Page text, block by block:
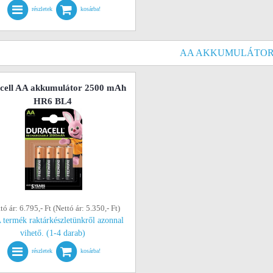
részletek kosárba!
AA
AA akkumulátor 2500 mAh
HR6 BL4
ár: 6.795,- Ft (Nettó ár: 5.350,- Ft)
termék raktárkészletünkről azonnal
vihető. (1-4 darab)
részletek kosárba!